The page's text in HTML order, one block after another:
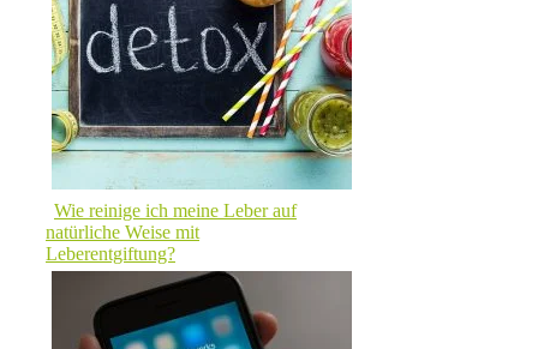
Wie reinige ich meine Leber auf
natürliche Weise mit
Leberentgiftung?